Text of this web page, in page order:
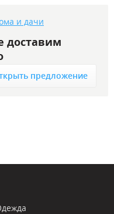
и дачи
доставим
предложение